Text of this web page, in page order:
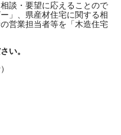
談・要望に応えることので
」、県産材住宅に関する相
営業担当者等を「木造住宅
い。